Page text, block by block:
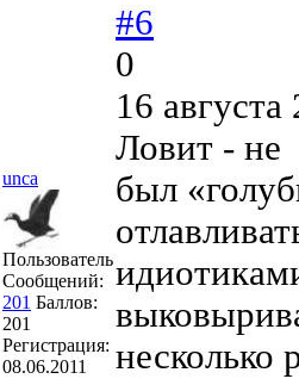
unca
Пользователь
Сообщений:
201 Баллов:
201
Регистрация:
08.06.2011
#6
0
16
Ловит - не
был
несколько